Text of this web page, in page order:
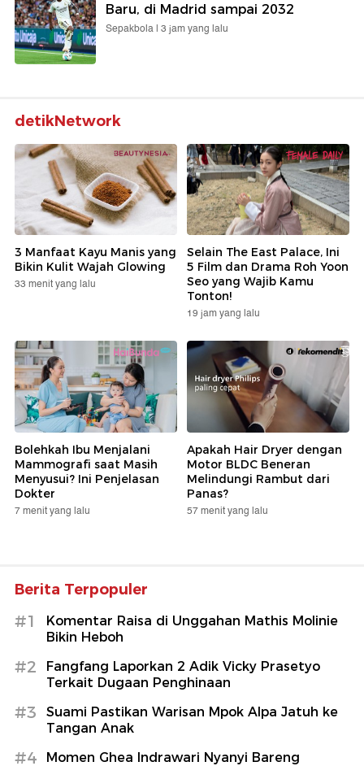
Baru, di Madrid sampai 2032
Sepakbola | 3 jam yang lalu
detikNetwork
3 Manfaat Kayu Manis yang
Bikin Kulit Wajah Glowing
33 menit yang lalu
Selain The East Palace, Ini
5 Film dan Drama Roh Yoon
Seo yang Wajib Kamu
Tonton!
19 jam yang lalu
Bolehkah Ibu Menjalani
Mammografi saat Masih
Menyusui? Ini Penjelasan
Dokter
7 menit yang lalu
Apakah Hair Dryer dengan
Motor BLDC Beneran
Melindungi Rambut dari
Panas?
57 menit yang lalu
Berita Terpopuler
#1
Komentar Raisa di Unggahan Mathis Molinie
Bikin Heboh
#2
Fangfang Laporkan 2 Adik Vicky Prasetyo
Terkait Dugaan Penghinaan
#3
Suami Pastikan Warisan Mpok Alpa Jatuh ke
Tangan Anak
#4
Momen Ghea Indrawari Nyanyi Bareng